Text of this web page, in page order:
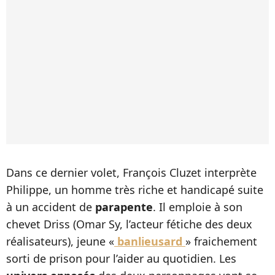
Dans ce dernier volet, François Cluzet interprète
Philippe, un homme très riche et handicapé suite
à un accident de parapente. Il emploie à son
chevet Driss (Omar Sy, l’acteur fétiche des deux
réalisateurs), jeune « banlieusard » fraichement
sorti de prison pour l’aider au quotidien. Les